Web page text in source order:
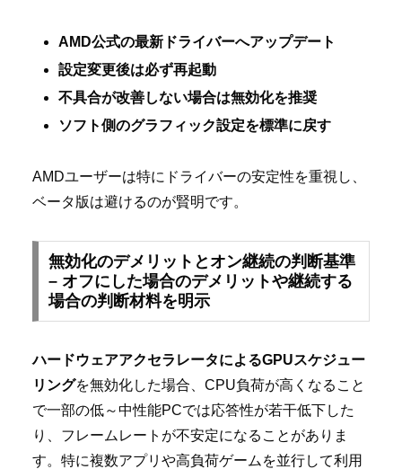
AMD公式の最新ドライバーへアップデート
設定変更後は必ず再起動
不具合が改善しない場合は無効化を推奨
ソフト側のグラフィック設定を標準に戻す
AMDユーザーは特にドライバーの安定性を重視し、
ベータ版は避けるのが賢明です。
無効化のデメリットとオン継続の判断基準
– オフにした場合のデメリットや継続する
場合の判断材料を明示
ハードウェアアクセラレータによるGPUスケジュー
リングを無効化した場合、CPU負荷が高くなること
で一部の低～中性能PCでは応答性が若干低下した
り、フレームレートが不安定になることがありま
す。特に複数アプリや高負荷ゲームを並行して利用